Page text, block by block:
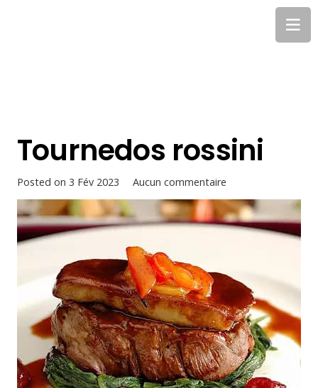
Tournedos rossini
Posted on 3 Fév 2023 Aucun commentaire